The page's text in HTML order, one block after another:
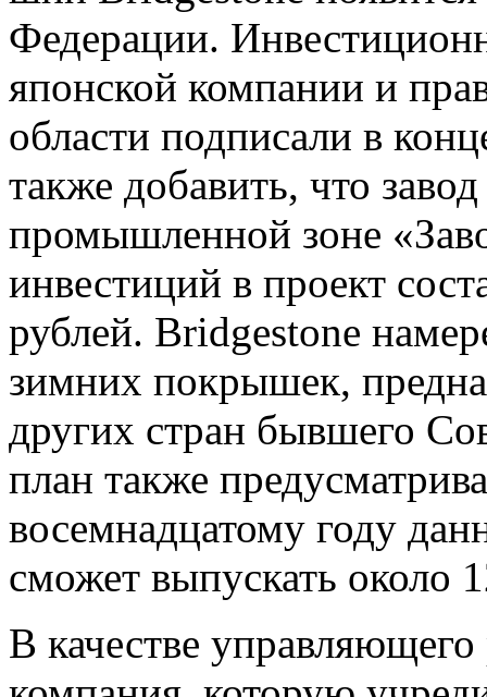
Федерации.
японской компании и
области подписали в
также добавить, что
промышленной зоне
инвестиций в проект
рублей. Bridgestone
зимних покрышек,
других стран бывшего
план также
восемнадцатому году
сможет выпускать около
В качестве